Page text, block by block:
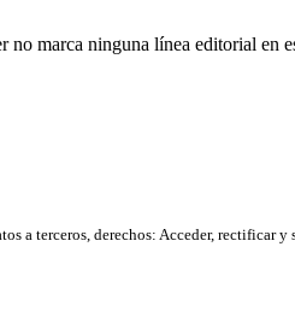
marca ninguna línea editorial en
a terceros, derechos: Acceder, rectificar y